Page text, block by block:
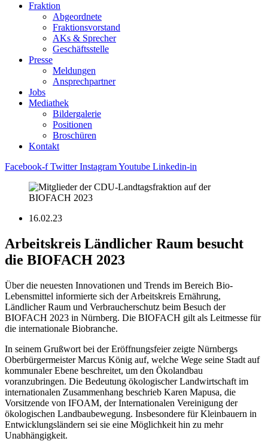
Fraktion
Abgeordnete
Fraktions­vorstand
AKs & Sprecher
Geschäftsstelle
Presse
Meldungen
Ansprechpartner
Jobs
Mediathek
Bildergalerie
Positionen
Broschüren
Kontakt
Facebook-f Twitter InstagramYoutube Linkedin-in
16.02.23
Arbeitskreis Ländlicher Raum besucht
die BIOFACH 2023
Über die neuesten Innovationen und Trends im Bereich Bio-
Lebensmittel informierte sich der Arbeitskreis Ernährung,
Ländlicher Raum und Verbraucherschutz beim Besuch der
BIOFACH 2023 in Nürnberg. Die BIOFACH gilt als Leitmesse für
die internationale Biobranche.
In seinem Grußwort bei der Eröffnungsfeier zeigte Nürnbergs
Oberbürgermeister Marcus König auf, welche Wege seine Stadt auf
kommunaler Ebene beschreitet, um den Ökolandbau
voranzubringen. Die Bedeutung ökologischer Landwirtschaft im
internationalen Zusammenhang beschrieb Karen Mapusa, die
Vorsitzende von IFOAM, der Internationalen Vereinigung der
ökologischen Landbaubewegung. Insbesondere für Kleinbauern in
Entwicklungsländern sei sie eine Möglichkeit hin zu mehr
Unabhängigkeit.